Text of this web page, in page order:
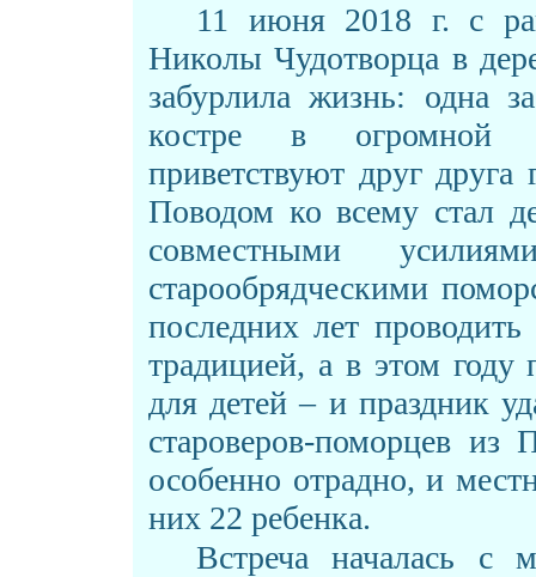
11 июня 2018 г. с
Николы Чудотворца в
забурлила жизнь: одна
костре в огромной
приветствуют друг
Поводом ко всему стал
совместными
старообрядческими
последних лет
традицией, а в этом
для детей – и праздник
староверов-поморцев
особенно отрадно, и
них 22 ребенка.
Встреча началась с